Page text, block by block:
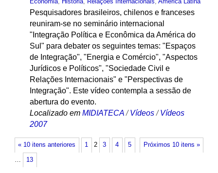
Pesquisadores brasileiros, chilenos e franceses
reuniram-se no seminário internacional
"Integração Política e Econômica da América do
Sul" para debater os seguintes temas: "Espaços
de Integração", "Energia e Comércio", "Aspectos
Jurídicos e Políticos", "Sociedade Civil e
Relações Internacionais" e "Perspectivas de
Integração". Este vídeo contempla a sessão de
abertura do evento.
Localizado em MIDIATECA /Vídeos /Vídeos
2007
« 10 itens anteriores Próximos 10 itens »
1 2 3 4 5
… 13